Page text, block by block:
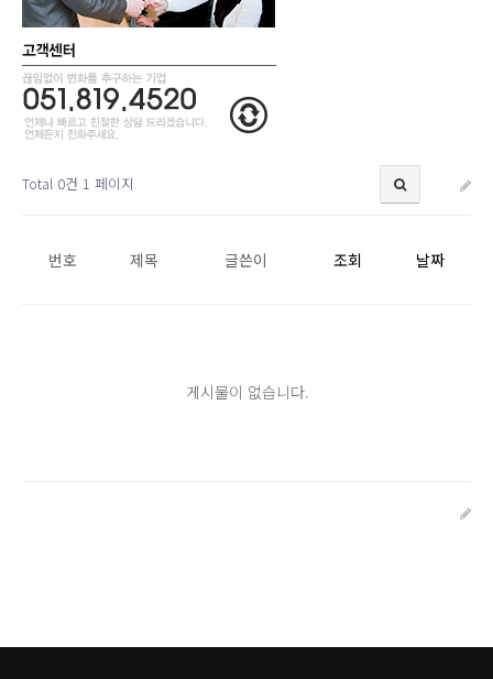
Total 0건 1 페이지
번호 제목 글쓴이 조회 날짜
게시물이 없습니다.